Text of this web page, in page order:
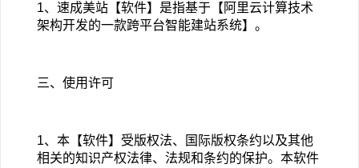
1、速成美站【软件】是指基于【阿里云计算技术
架构开发的一款跨平台智能建站系统】。
三、使用许可
1、本【软件】受版权法、国际版权条约以及其他
相关的知识产权法律、法规和条约的保护。本软件